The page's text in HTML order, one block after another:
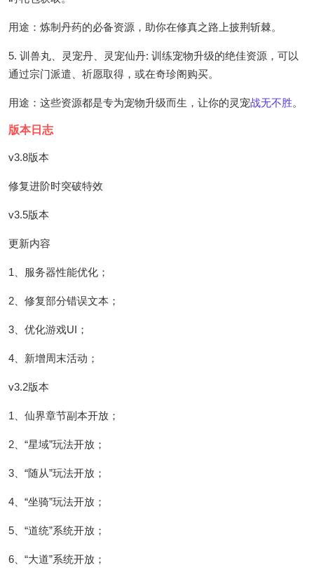
用途：炼制丹药的必备资源，助你在修真之路上披荆斩棘。
5. 训兽丸、灵宠丹、灵宠仙丹: 训练宠物升级的绝佳资源，可以
通过宗门派遣、祈愿取得，或在奇珍阁购买。
用途：这些资源都是专为宠物升级而生，让你的灵宠战无不胜。
版本日志
v3.8版本
修复进阶时突破特效
v3.5版本
更新内容
1、服务器性能优化；
2、修复部分错误文本；
3、优化游戏UI；
4、新增周末活动；
v3.2版本
1、仙界章节副本开放；
2、“星域”玩法开放；
3、“随从”玩法开放；
4、“坐骑”玩法开放；
5、“道统”系统开放；
6、“大道”系统开放；